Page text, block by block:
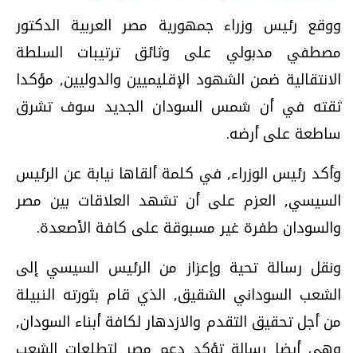
ووقع رئيس وزراء جمهورية مصر العربية الدكتور
مصطفي مدبولي على وثائق ترتيبات السلطة
الانتقالية ضمن الشهود الإقليميين والدوليين, مؤكدا
ثقته في أن شمس السودان الجديد سوف تشرق
ساطعة على أرضه.
وأكد رئيس الوزراء, في كلمة ألقاها نيابة عن الرئيس
السيسي, العزم على أن تشهد العلاقات بين مصر
والسودان طفرة غير مسبوقة على كافة الأصعدة.
ونقل رسالة تحية وإعزاز من الرئيس السيسي إلى
الشعب السوداني الشقيق, الذي قام بثورته النبيلة
من أجل تحقيق التقدم والازدهار لكافة أبناء السودان,